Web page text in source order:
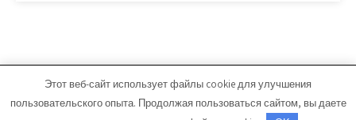
progastromed.ru - Работает на WordPress
Тема от Grace Themes
Этот веб-сайт использует файлы cookie для улучшения
пользовательского опыта. Продолжая пользоваться сайтом, вы даете